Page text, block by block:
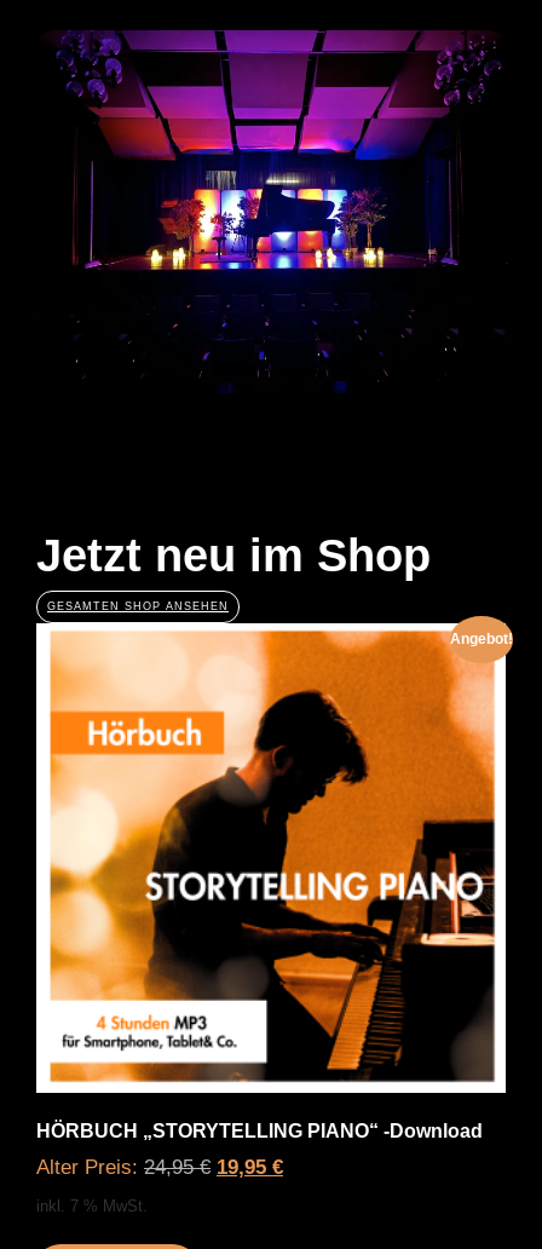
Jetzt neu im Shop
GESAMTEN SHOP ANSEHEN
Angebot!
HÖRBUCH „STORYTELLING PIANO“ -Download
Alter Preis: 24,95€ 19,95 €
inkl. 7 % MwSt.